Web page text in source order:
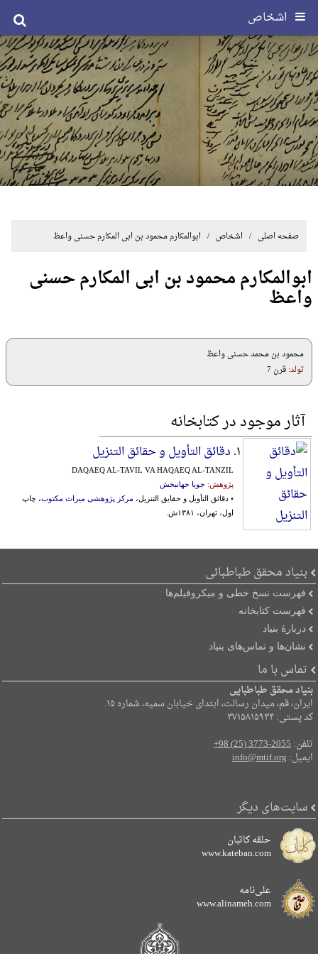
اشخاص
صفحه اصلی / اشخاص / ابوالمکارم محمود بن ابی المکارم حسنی واعظ
ابوالمکارم محمود بن ابی المکارم حسنی
واعظ
محمود بن محمد حسنی واعظ
تولد:قرن 7
آثار موجود در کتابخانه
۱. دقائق التأویل و حقائق التنزیل
DAQAEQ AL-TAVIL VA HAQAEQ AL-TANZIL
پژوهش: جویا جهانبخش
• دقائق التأویل و حقایق التنزیل، مرکز پژوهشی میراث مکتوب، چاپ
اول، تهران، ۱۳۸۱ش.
بنیاد محقق طباطبائی
فهرست نسخ خطی و میکروفیلم‌ها
فهرست کتابخانه
دربارۀ بنیاد
نشان‌ها و تماس‌های بنیاد
تماس با ما
بنیاد محقق طباطبایی
ایران، قم، میدان رسالت، ابتدای خیابان سمیه، شماره ۱۵.
کد پستی: ۳۷۱۵۸۱۵۹۳۴
تلفن:+98 (25) 3773-2055
ایمیل:info@mtif.org
سایت‌های دیگر
حلقه کاتبان
www.kateban.com
علی‌نامه
www.alinameh.com